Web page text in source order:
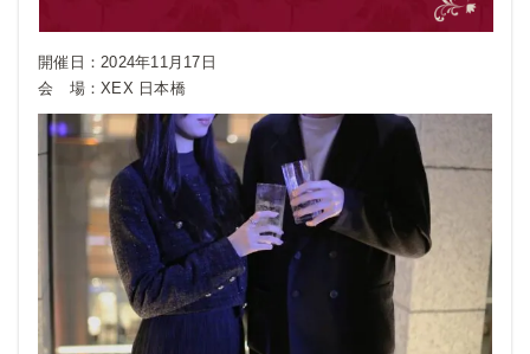
開催日：2024年11月17日
会 場：XEX 日本橋